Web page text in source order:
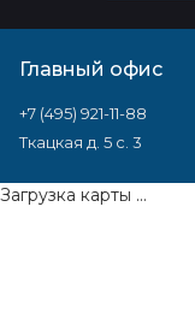
Главный офис
+7 (495) 921-11-88
Ткацкая д. 5 с. 3
Загрузка карты ...